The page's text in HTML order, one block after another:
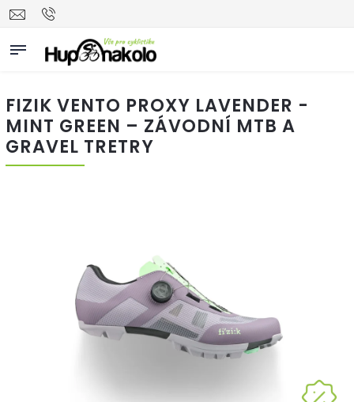
FIZIK VENTO PROXY LAVENDER -
MINT GREEN – ZÁVODNÍ MTB A
GRAVEL TRETRY